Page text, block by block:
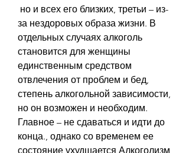
за нездоровых образа жизни. В
отдельных случаях алкоголь
становится для женщины
единственным средством
отвлечения от проблем и бед,
степень алкогольной зависимости,
но он возможен и необходим.
Главное – не сдаваться и идти до
конца., однако со временем ее
состояние ухудшается,Алкоголизм